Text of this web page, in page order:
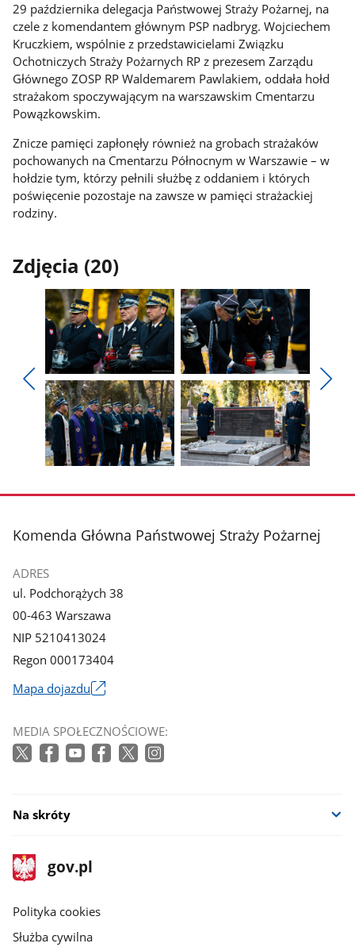
29 października delegacja Państwowej Straży Pożarnej, na
czele z komendantem głównym PSP nadbryg. Wojciechem
Kruczkiem, wspólnie z przedstawicielami Związku
Ochotniczych Straży Pożarnych RP z prezesem Zarządu
Głównego ZOSP RP Waldemarem Pawlakiem, oddała hołd
strażakom spoczywającym na warszawskim Cmentarzu
Powązkowskim.
Znicze pamięci zapłonęły również na grobach strażaków
pochowanych na Cmentarzu Północnym w Warszawie – w
hołdzie tym, którzy pełnili służbę z oddaniem i których
poświęcenie pozostaje na zawsze w pamięci strażackiej
rodziny.
Zdjęcia (20)
Pokaż
poprzednie
zdjęcia
Pokaż
zdjęcie
1
z
galerii.
Pokaż
zdjęcie
2
z
galerii.
zdjęcie
galerii.
zdjęcie
galerii.
stopka
Komenda Główna Państwowej Straży Pożarnej
ADRES
ul. Podchorążych 38
00-463 Warszawa
NIP 5210413024
Regon 000173404
Mapa dojazdu
się
w
MEDIA SPOŁECZNOŚCIOWE:
Na skróty
stopka
gov.pl
Strona
gov.pl
gov.pl
Polityka cookies
Służba cywilna